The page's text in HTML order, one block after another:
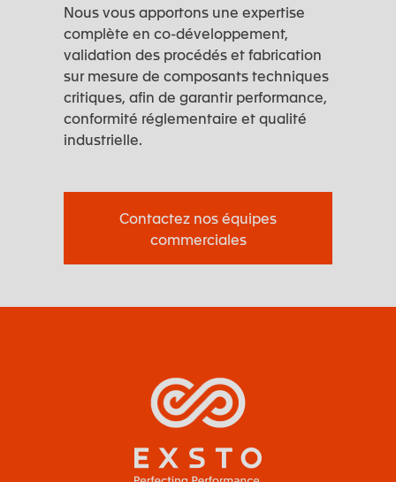
Nous vous apportons une expertise
complète en co-développement,
validation des procédés et fabrication
sur mesure de composants techniques
critiques, afin de garantir performance,
conformité réglementaire et qualité
industrielle.
Contactez nos équipes
commerciales